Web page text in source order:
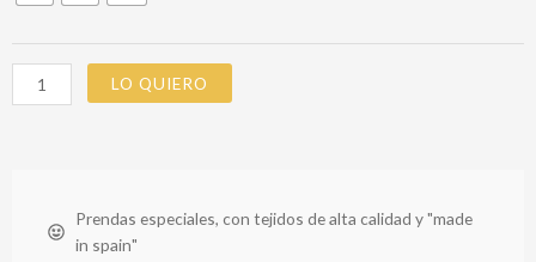
cantidad
LO QUIERO
Prendas especiales, con tejidos de alta calidad y "made
in spain"